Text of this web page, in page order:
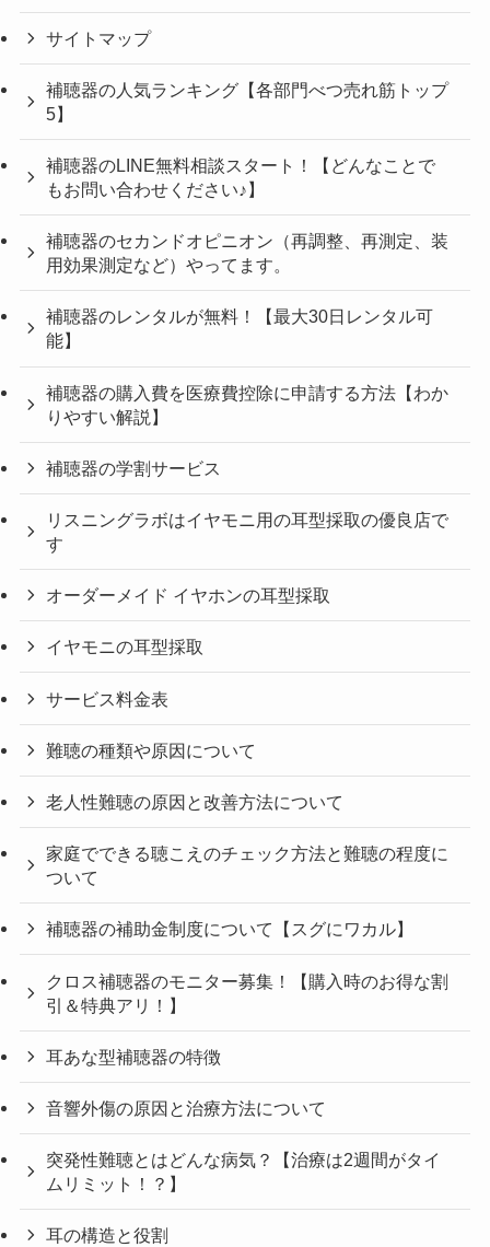
サイトマップ
補聴器の人気ランキング【各部門べつ売れ筋トップ
5】
補聴器のLINE無料相談スタート！【どんなことで
もお問い合わせください♪】
補聴器のセカンドオピニオン（再調整、再測定、装
用効果測定など）やってます。
補聴器のレンタルが無料！【最大30日レンタル可
能】
補聴器の購入費を医療費控除に申請する方法【わか
りやすい解説】
補聴器の学割サービス
リスニングラボはイヤモニ用の耳型採取の優良店で
す
オーダーメイド イヤホンの耳型採取
イヤモニの耳型採取
サービス料金表
難聴の種類や原因について
老人性難聴の原因と改善方法について
家庭でできる聴こえのチェック方法と難聴の程度に
ついて
補聴器の補助金制度について【スグにワカル】
クロス補聴器のモニター募集！【購入時のお得な割
引＆特典アリ！】
耳あな型補聴器の特徴
音響外傷の原因と治療方法について
突発性難聴とはどんな病気？【治療は2週間がタイ
ムリミット！？】
耳の構造と役割